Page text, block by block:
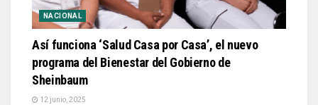
NACIONAL
Así funciona ‘Salud Casa por Casa’, el nuevo
programa del Bienestar del Gobierno de
Sheinbaum
12 junio, 2025